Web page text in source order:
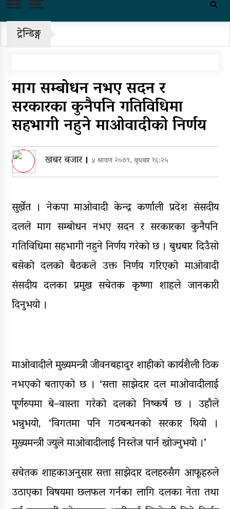
इतरको ५५१ सदस्यीय मूल आयोजक
पहिरो र बाढीका कारण देशका विभिन्न
राजमार्ग अवरुद्ध
‘नागढुंगा-सिस्नेखोला सुरुङमार्ग’
सञ्चालनमा, शुल्कदर यस्तो छ…
पुन: एमाले-नेकपा सहकार्यमा, प्रदेशको
भागबण्डा यस्तो छ…
डिभिजन सर्लाहीका प्रमुख र अधिकृत
पक्राउ
घरमाथि पहिरो खस्दा ३ वर्षीय बालकको
मृत्यु, दुई घाइते
ट्रेन्डिङ्ग
माग सम्बोधन नभए सदन र
सरकारका कुनैपनि गतिविधिमा
सहभागी नहुने माओवादीको निर्णय
खबर बजार। ४ श्रावण २०७९, बुधबार १६:२५
सुर्खेत । नेकपा माओवादी केन्द्र कर्णाली प्रदेश संसदीय
दलले माग सम्बोधन नभए सदन र सरकारका कुनैपनि
गतिविधिमा सहभागी नहुने निर्णय गरेको छ । बुधबार दिउँसो
बसेको दलको बैठकले उक्त निर्णय गरिएको माओवादी
संसदीय दलका प्रमुख सचेतक कृष्णा शाहले जानकारी
दिनुभयो ।
माओवादीले मुख्यमन्त्री जीवनबहादुर शाहीको कार्यशैली ठिक
नभएको बताएको छ । ‘सत्ता साझेदार दल माओवादीलाई
पूर्णरुपमा बे–वास्ता गरेको दलको निष्कर्ष छ । उहाँले
भन्नुभयो, ‘विगतमा पनि गठबन्धनको सरकार थियो ।
मुख्यमन्त्री ज्युले माओवादीलाई निस्तेज पार्न खोज्नुभयो ।’
सचेतक शाहकाअनुसार सत्ता साझेदार दलहरुसँग आफूहरुले
उठाएका विषयमा छलफल गर्नका लागि दलका नेता तथा